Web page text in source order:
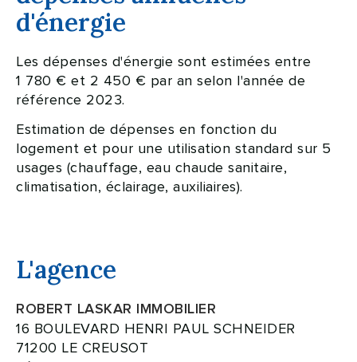
d'énergie
Les dépenses d'énergie sont estimées entre
1 780 € et 2 450 € par an selon l'année de
référence 2023.
Estimation de dépenses en fonction du
logement et pour une utilisation standard sur 5
usages (chauffage, eau chaude sanitaire,
climatisation, éclairage, auxiliaires).
L'agence
ROBERT LASKAR IMMOBILIER
16 BOULEVARD HENRI PAUL SCHNEIDER
71200 LE CREUSOT